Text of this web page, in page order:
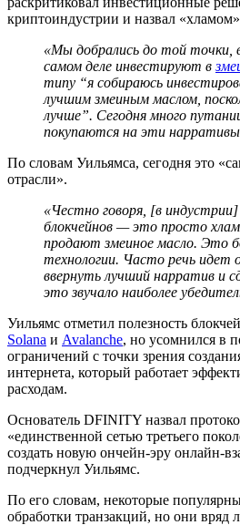
криптоиндустрии и назвал
«Мы добрались до той точки,
самом деле инвестируют в
типу “я собираюсь
лучшим змеиным маслом,
лучше”. Сегодня много
покупаются на эти
По словам Уильямса, сегодня это
отрасли».
«Честно говоря, [в
блокчейнов — это просто
продают змеиное масло. Это
технологии. Часто речь
ввернуть лучший нарратив и
это звучало наиболее
Уильямс отметил полезность
Solana и Avalanche, но усомнился в
ограничений с точки зрения
интернета, который работает
расходам.
Основатель DFINITY назвал
«единственной сетью третьего
создать новую ончейн-эру онлайн-
подчеркнул Уильямс.
По его словам, некоторые
обработки транзакций, но они вряд